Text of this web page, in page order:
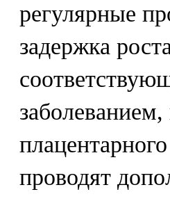
регулярные
задержка
проводят